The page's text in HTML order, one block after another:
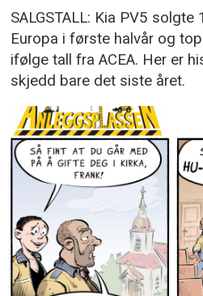
SALGSTALL: Kia PV5
Europa i første halvår og
ifølge tall fra ACEA. Her er
skjedd bare det siste året.